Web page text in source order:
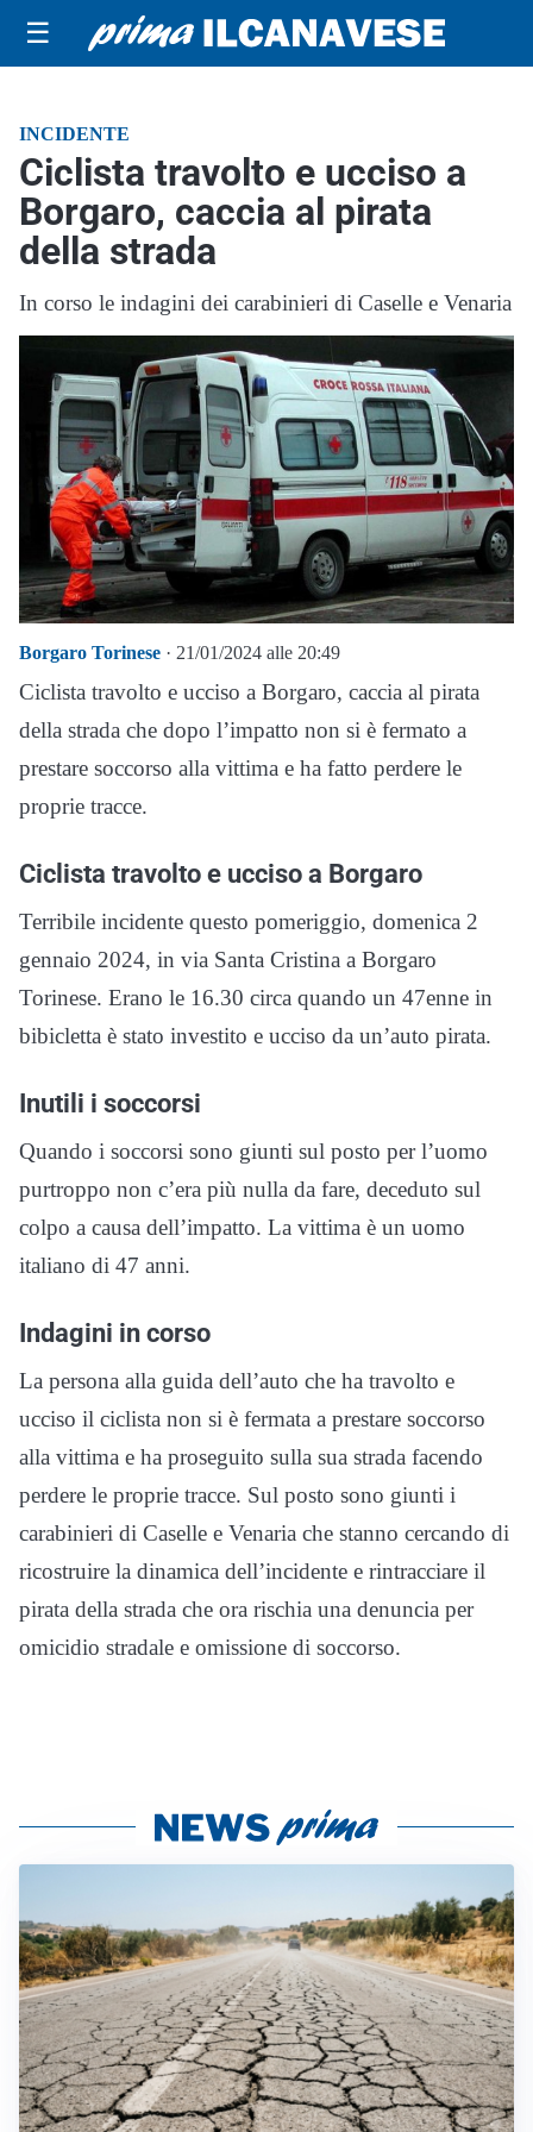
☰
INCIDENTE
Ciclista travolto e ucciso a
Borgaro, caccia al pirata
della strada
In corso le indagini dei carabinieri di Caselle e Venaria
Borgaro Torinese · 21/01/2024 alle 20:49
Ciclista travolto e ucciso a Borgaro, caccia al pirata
della strada che dopo l’impatto non si è fermato a
prestare soccorso alla vittima e ha fatto perdere le
proprie tracce.
Ciclista travolto e ucciso a Borgaro
Terribile incidente questo pomeriggio, domenica 2
gennaio 2024, in via Santa Cristina a Borgaro
Torinese. Erano le 16.30 circa quando un 47enne in
bibicletta è stato investito e ucciso da un’auto pirata.
Inutili i soccorsi
Quando i soccorsi sono giunti sul posto per l’uomo
purtroppo non c’era più nulla da fare, deceduto sul
colpo a causa dell’impatto. La vittima è un uomo
italiano di 47 anni.
Indagini in corso
La persona alla guida dell’auto che ha travolto e
ucciso il ciclista non si è fermata a prestare soccorso
alla vittima e ha proseguito sulla sua strada facendo
perdere le proprie tracce. Sul posto sono giunti i
carabinieri di Caselle e Venaria che stanno cercando di
ricostruire la dinamica dell’incidente e rintracciare il
pirata della strada che ora rischia una denuncia per
omicidio stradale e omissione di soccorso.